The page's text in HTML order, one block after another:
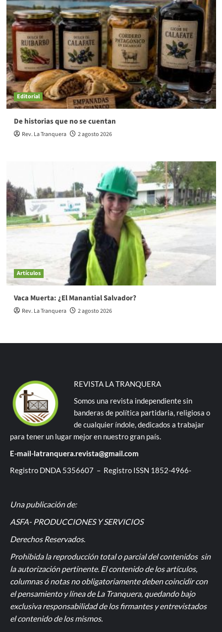
Editorial
De historias que no se cuentan
Rev. La Tranquera 2 agosto 2026
Artículos
Vaca Muerta: ¿El Manantial Salvador?
Rev. La Tranquera 2 agosto 2026
REVISTA LA TRANQUERA
Somos una revista independiente sin
banderas de política partidaria, religiosa o
de cualquier índole, dedicados a trabajar
para tener un lugar mejor en nuestro gran país.
E-mail-latranquera.revista@gmail.com
Registro DNDA 5356607 – Registro ISSN 1852-4966-
Una publicación de:
ASFA- PRODUCCIONES Y SERVICIOS
Derechos Reservados.
Prohibida la reproducción total o parcial del contenidos sin
la autorización pertinente. El contenido de los artículos,
columnas ó notas no obligatoriamente deben coincidir con
el pensamiento y línea de La Tranquera, quedando bajo
exclusiva responsabilidad de los firmantes y entrevistados
el contenido de los mismos.